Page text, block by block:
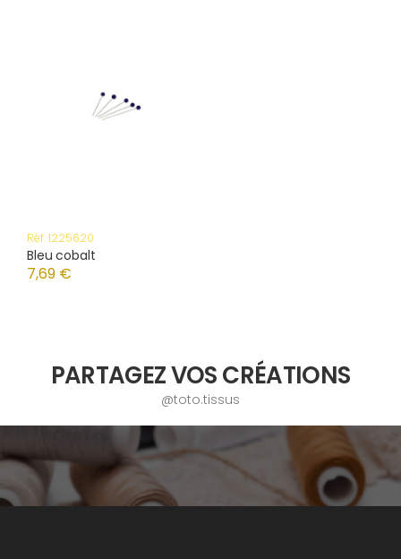
Réf: 1225620
Bleu cobalt
7,69 €
PARTAGEZ VOS CRÉATIONS
@toto.tissus